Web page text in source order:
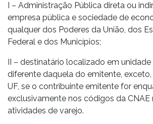
I – Administração Pública direta ou
empresa pública e sociedade de
qualquer dos Poderes da União, dos
Federal e dos Municípios;
II – destinatário localizado em
diferente daquela do emitente,
UF, se o contribuinte emitente for
exclusivamente nos códigos da CNAE
atividades de varejo.